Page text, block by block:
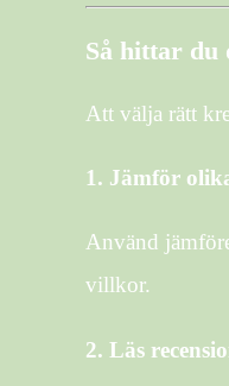
Så hittar du
Att välja rätt
1. Jämför
Använd
villkor.
2. Läs